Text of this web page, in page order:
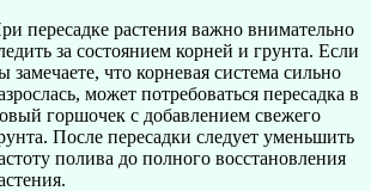
пересадке растения важно внимательно
за состоянием корней и грунта. Если
замечаете, что корневая система сильно
может потребоваться пересадка в
горшочек с добавлением свежего
После пересадки следует уменьшить
полива до полного восстановления